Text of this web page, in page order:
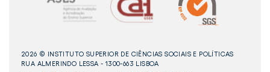
2026 © INSTITUTO SUPERIOR DE CIÊNCIAS SOCIAIS E POLÍTICAS
RUA ALMERINDO LESSA - 1300-663 LISBOA